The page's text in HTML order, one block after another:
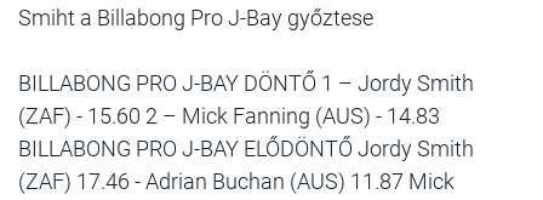
Smiht a Billabong Pro J-Bay győztese
BILLABONG PRO J-BAY DÖNTŐ 1 – Jordy Smith
(ZAF) - 15.60 2 – Mick Fanning (AUS) - 14.83
BILLABONG PRO J-BAY ELŐDÖNTŐ Jordy Smith
(ZAF) 17.46 - Adrian Buchan (AUS) 11.87 Mick